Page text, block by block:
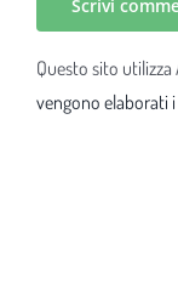
Questo sito
vengono elaborati